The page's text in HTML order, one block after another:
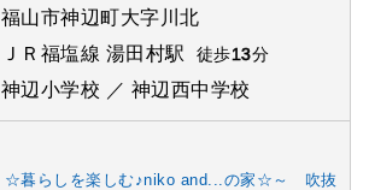
福山市神辺町大字川北
ＪＲ福塩線 湯田村駅
徒歩13分
神辺小学校 ／ 神辺西中学校
☆暮らしを楽しむ♪niko and...の家☆～ 吹抜